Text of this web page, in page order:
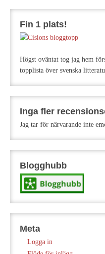
Fin 1 plats!
Högst oväntat tog jag hem
topplista över svenska
Inga fler
Jag tar för närvarande inte
Blogghubb
Meta
Logga in